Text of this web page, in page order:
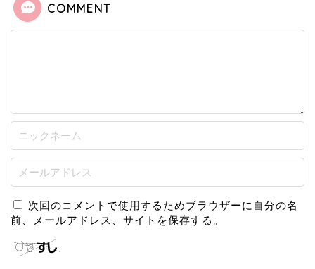
COMMENT
次回のコメントで使用するためブラウザーに自分の名
前、メールアドレス、サイトを保存する。